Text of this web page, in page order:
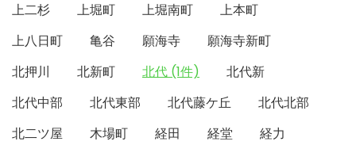
上二杉
上堀町 上堀南町
上本町
上八日町
亀谷 願海寺
願海寺新町
北押川
北新町 北代 (1件)
北代新
北代中部
北代東部 北代藤ケ丘
北代北部
北二ツ屋
木場町 経田 経堂
経力